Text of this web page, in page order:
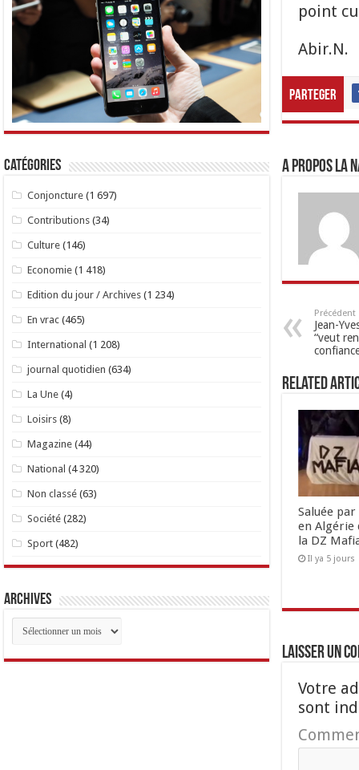
point
Abir.N.
Parteger
A propos LA
Précédent
Jean-
“veut
Related
Saluée
en Algérie
la DZ
Il ya 5 jours
Laisser un
Votre
sont
Catégories
Conjoncture (1 697)
Contributions (34)
Culture (146)
Economie (1 418)
Edition du jour / Archives (1 234)
En vrac (465)
International (1 208)
journal quotidien (634)
La Une (4)
Loisirs (8)
Magazine (44)
National (4 320)
Non classé (63)
Société (282)
Sport (482)
Archives
Archives